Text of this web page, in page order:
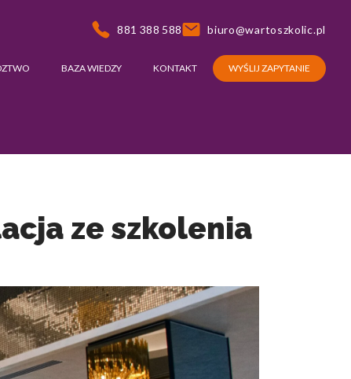
881 388 588 biuro@wartoszkolic.pl
BAZA WIEDZY KONTAKT WYŚLIJ ZAPYTANIE
ze szkolenia